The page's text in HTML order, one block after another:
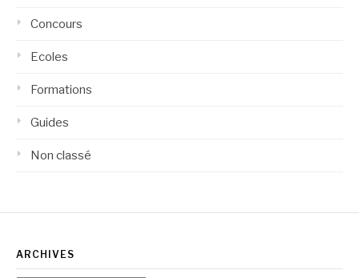
Concours
Ecoles
Formations
Guides
Non classé
ARCHIVES